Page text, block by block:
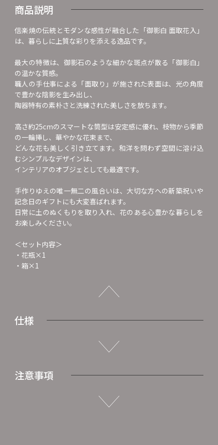
商品説明
信楽焼の伝統とモダンな感性が融合した「御影白 面取花入」
は、暮らしに上質な彩りを添える逸品です。
最大の特徴は、御影石のような細かな斑点が散る「御影白」
の温かな質感。
職人の手仕事による「面取り」が施された表面は、光の角度
で豊かな陰影を生み出し、
陶器特有の素朴さと洗練された美しさを放ちます。
高さ約25cmのスマートな筒型は安定感に優れ、枝物から季節
の一輪挿し、華やかな花束まで、
どんな花も美しく引き立てます。和洋を問わず空間に溶け込
むシンプルなデザインは、
インテリアのオブジェとしても最適です。
手作りゆえの唯一無二の風合いは、大切な方への新築祝いや
記念日のギフトにも大変喜ばれます。
日常に土のぬくもりを取り入れ、花のある心豊かな暮らしを
お楽しみください。
＜セット内容＞
・花瓶×1
・箱×1
仕様
注意事項